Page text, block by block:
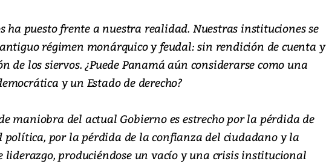
ha puesto frente a nuestra realidad. Nuestras instituciones se
régimen monárquico y feudal: sin rendición de cuenta y
de los siervos. ¿Puede Panamá aún considerarse como una
y un Estado de derecho?
maniobra del actual Gobierno es estrecho por la pérdida de
por la pérdida de la confianza del ciudadano y la
liderazgo, produciéndose un vacío y una crisis institucional